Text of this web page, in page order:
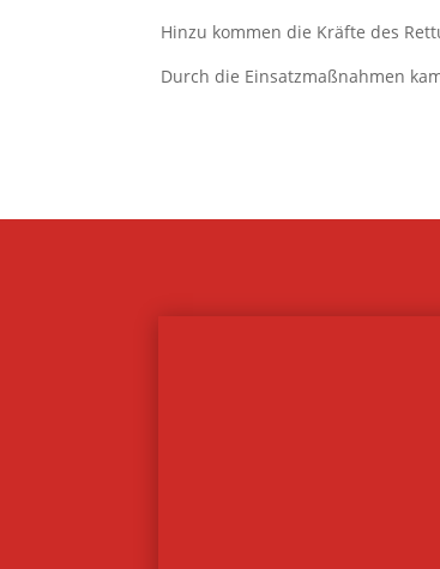
Hinzu kommen die Kräfte des
Durch die Einsatzmaßnahmen